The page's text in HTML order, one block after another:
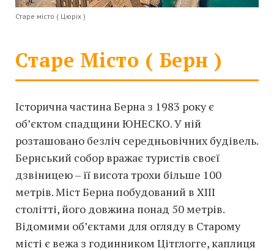
Старе місто ( Цюріх )
Старе Місто ( Берн )
Історична частина Берна з 1983 року є
об’єктом спадщини ЮНЕСКО. У ній
розташовано безліч середньовічних будівель.
Бернський собор вражає туристів своєї
дзвіницею – її висота трохи більше 100
метрів. Міст Берна побудований в XIII
столітті, його довжина понад 50 метрів.
Відомими об’єктами для огляду в Старому
місті є вежа з годинником Цітглогге, каплиця